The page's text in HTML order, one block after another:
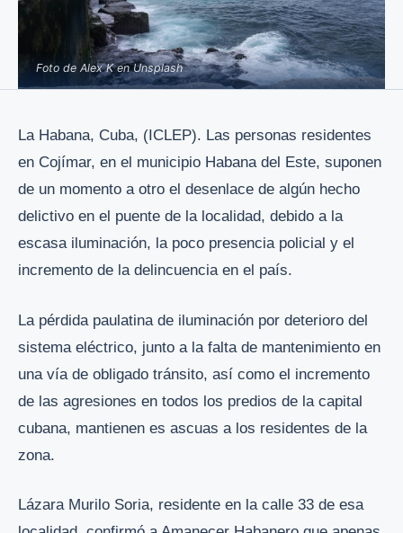
Foto de Alex K en Unsplash
La Habana, Cuba, (ICLEP). Las personas residentes
en Cojímar, en el municipio Habana del Este, suponen
de un momento a otro el desenlace de algún hecho
delictivo en el puente de la localidad, debido a la
escasa iluminación, la poco presencia policial y el
incremento de la delincuencia en el país.
La pérdida paulatina de iluminación por deterioro del
sistema eléctrico, junto a la falta de mantenimiento en
una vía de obligado tránsito, así como el incremento
de las agresiones en todos los predios de la capital
cubana, mantienen es ascuas a los residentes de la
zona.
Lázara Murilo Soria, residente en la calle 33 de esa